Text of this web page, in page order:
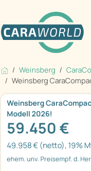
Weinsberg
Weinsberg
Weinsberg
Modell 2026!
59.450 €
49.958 € (netto), 19%
ehem. unv. Preisempf. d.